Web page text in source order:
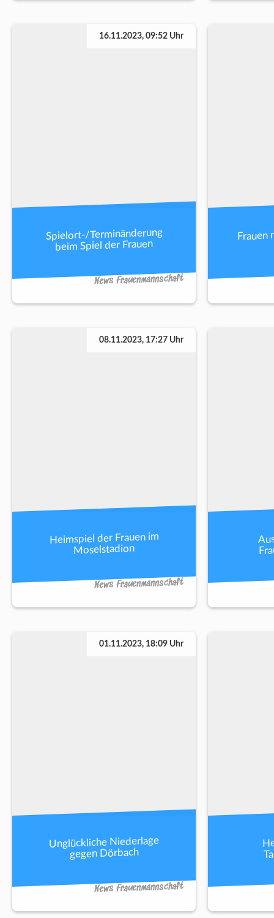
16.11.2023, 09:52 Uhr
Spielort-/Terminänderung
beim Spiel der Frauen
News Frauenmannschaft
Frauen
08.11.2023, 17:27 Uhr
Heimspiel der Frauen im
Moselstadion
News Frauenmannschaft
01.11.2023, 18:09 Uhr
Unglückliche Niederlage
gegen Dörbach
News Frauenmannschaft